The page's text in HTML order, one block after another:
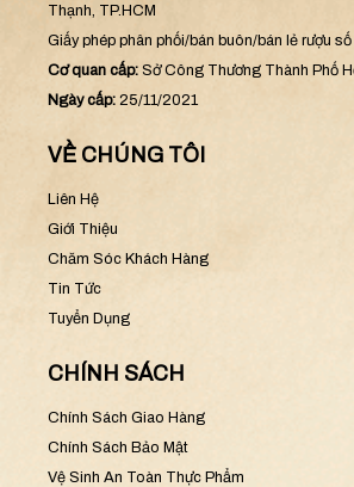
Thạnh, TP.HCM
Giấy phép phân phối/bán buôn/bán lẻ rượu
Cơ quan cấp: Sở Công Thương Thành Phố
Ngày cấp: 25/11/2021
VỀ CHÚNG TÔI
Liên Hệ
Giới Thiệu
Chăm Sóc Khách Hàng
Tin Tức
Tuyển Dụng
CHÍNH SÁCH
Chính Sách Giao Hàng
Chính Sách Bảo Mật
Vệ Sinh An Toàn Thực Phẩm